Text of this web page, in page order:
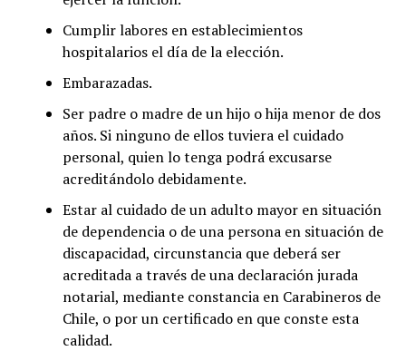
Cumplir labores en establecimientos
hospitalarios el día de la elección.
Embarazadas.
Ser padre o madre de un hijo o hija menor de dos
años. Si ninguno de ellos tuviera el cuidado
personal, quien lo tenga podrá excusarse
acreditándolo debidamente.
Estar al cuidado de un adulto mayor en situación
de dependencia o de una persona en situación de
discapacidad, circunstancia que deberá ser
acreditada a través de una declaración jurada
notarial, mediante constancia en Carabineros de
Chile, o por un certificado en que conste esta
calidad.